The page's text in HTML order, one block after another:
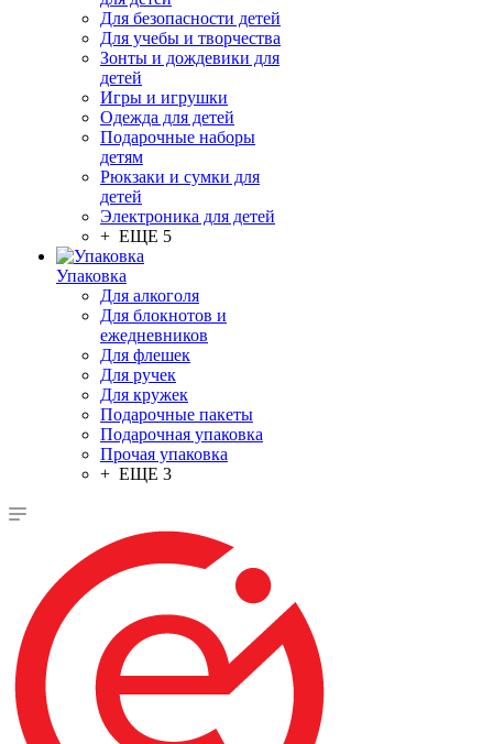
Для безопасности детей
Для учебы и творчества
Зонты и дождевики для
детей
Игры и игрушки
Одежда для детей
Подарочные наборы
детям
Рюкзаки и сумки для
детей
Электроника для детей
+ ЕЩЕ 5
Упаковка
Для алкоголя
Для блокнотов и
ежедневников
Для флешек
Для ручек
Для кружек
Подарочные пакеты
Подарочная упаковка
Прочая упаковка
+ ЕЩЕ 3